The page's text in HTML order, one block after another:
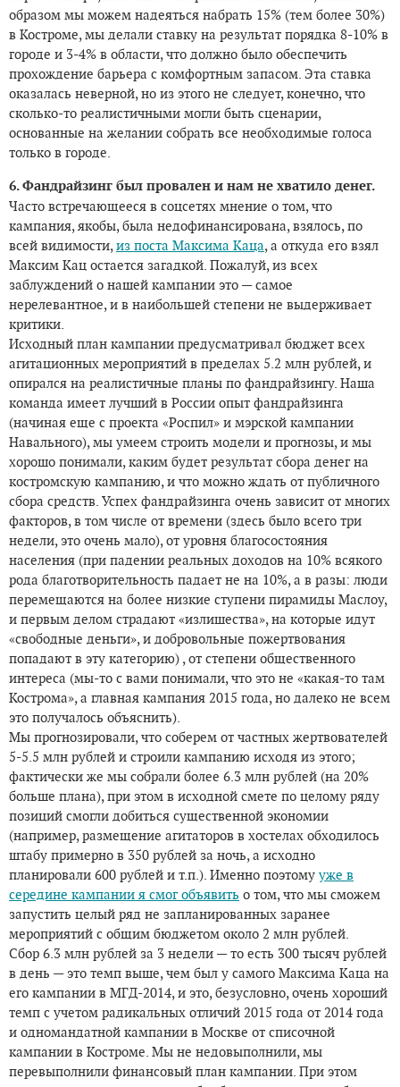
образом мы можем надеяться набрать 15% (тем более 30%)
в Костроме, мы делали ставку на результат порядка 8-10% в
городе и 3-4% в области, что должно было обеспечить
прохождение барьера с комфортным запасом. Эта ставка
оказалась неверной, но из этого не следует, конечно, что
сколько-то реалистичными могли быть сценарии,
основанные на желании собрать все необходимые голоса
только в городе.
6. Фандрайзинг был провален и нам не хватило денег.
Часто встречающееся в соцсетях мнение о том, что
кампания, якобы, была недофинансирована, взялось, по
всей видимости,из поста Максима Каца, а откуда его взял
Максим Кац остается загадкой. Пожалуй, из всех
заблуждений о нашей кампании это — самое
нерелевантное, и в наибольшей степени не выдерживает
критики.
Исходный план кампании предусматривал бюджет всех
агитационных мероприятий в пределах 5.2 млн рублей, и
опирался на реалистичные планы по фандрайзингу. Наша
команда имеет лучший в России опыт фандрайзинга
(начиная еще с проекта «Роспил» и мэрской кампании
Навального), мы умеем строить модели и прогнозы, и мы
хорошо понимали, каким будет результат сбора денег на
костромскую кампанию, и что можно ждать от публичного
сбора средств. Успех фандрайзинга очень зависит от многих
факторов, в том числе от времени (здесь было всего три
недели, это очень мало), от уровня благосостояния
населения (при падении реальных доходов на 10% всякого
рода благотворительность падает не на 10%, а в разы: люди
перемещаются на более низкие ступени пирамиды Маслоу,
и первым делом страдают «излишества», на которые идут
«свободные деньги», и добровольные пожертвования
попадают в эту категорию) , от степени общественного
интереса (мы-то с вами понимали, что это не «какая-то там
Кострома», а главная кампания 2015 года, но далеко не всем
это получалось объяснить).
Мы прогнозировали, что соберем от частных жертвователей
5-5.5 млн рублей и строили кампанию исходя из этого;
фактически же мы собрали более 6.3 млн рублей (на 20%
больше плана), при этом в исходной смете по целому ряду
позиций смогли добиться существенной экономии
(например, размещение агитаторов в хостелах обходилось
штабу примерно в 350 рублей за ночь, а исходно
планировали 600 рублей и т.п.). Именно поэтому уже в
середине кампании я смог объявить о том, что мы сможем
запустить целый ряд не запланированных заранее
мероприятий с общим бюджетом около 2 млн рублей.
Сбор 6.3 млн рублей за 3 недели — то есть 300 тысяч рублей
в день — это темп выше, чем был у самого Максима Каца на
его кампании в МГД-2014, и это, безусловно, очень хороший
темп с учетом радикальных отличий 2015 года от 2014 года
и одномандатной кампании в Москве от списочной
кампании в Костроме. Мы не недовыполнили, мы
перевыполнили финансовый план кампании. При этом